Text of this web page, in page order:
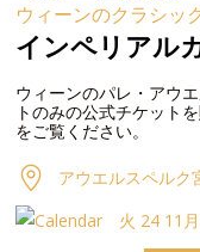
ウィーンのクラシッ
インペリアル
ウィーンのパレ・アウ
トのみの公式チケット
をご覧ください。
アウエルスペルク
火 24 11